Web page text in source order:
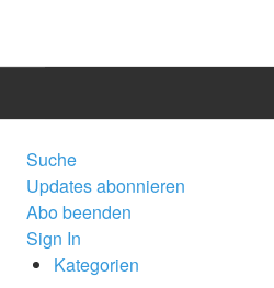
BLOG
KATEGORIE
Suche
Updates abonnieren
Abo beenden
Sign In
Kategorien